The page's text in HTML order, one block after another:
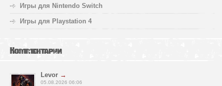
Игры для Nintendo Switch
Игры для Playstation 4
Комментарии
Levor →
05.08.2026 06:06